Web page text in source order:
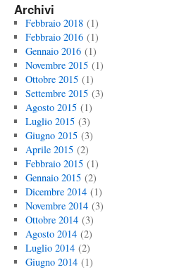
Archivi
Febbraio 2018(1)
Febbraio 2016(1)
Gennaio 2016(1)
Novembre 2015(1)
Ottobre 2015(1)
Settembre 2015(3)
Agosto 2015(1)
Luglio 2015(3)
Giugno 2015(3)
Aprile 2015(2)
Febbraio 2015(1)
Gennaio 2015(2)
Dicembre 2014(1)
Novembre 2014(3)
Ottobre 2014(3)
Agosto 2014(2)
Luglio 2014(2)
Giugno 2014(1)